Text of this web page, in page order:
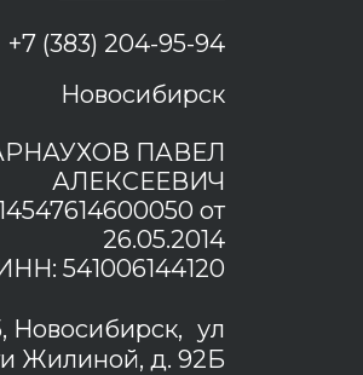
+7 (383) 204-95-94
Новосибирск
ПАВЕЛ
АЛЕКСЕЕВИЧ
от
26.05.2014
541006144120
Новосибирск, ул
Жилиной, д. 92Б